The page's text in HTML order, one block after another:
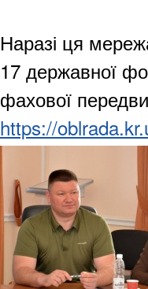
Наразі ця
17 державної
фахової
https://